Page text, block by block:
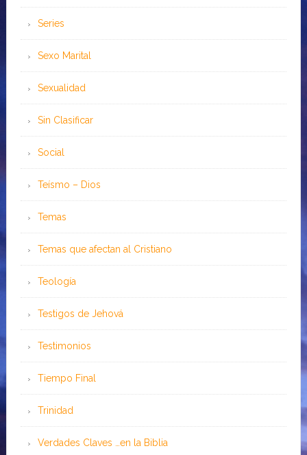
Series
Sexo Marital
Sexualidad
Sin Clasificar
Social
Teísmo – Dios
Temas
Temas que afectan al Cristiano
Teología
Testigos de Jehová
Testimonios
Tiempo Final
Trinidad
Verdades Claves …en la Biblia